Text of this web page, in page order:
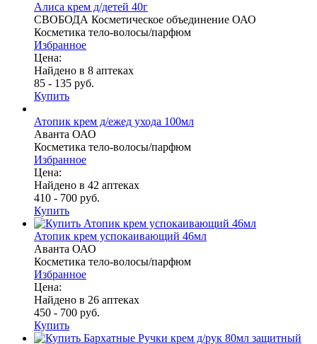
Алиса крем д/детей 40г
СВОБОДА Косметическое объединение ОАО
Косметика тело-волосы/парфюм
Избранное
Цена:
Найдено в 8 аптеках
85 - 135 руб.
Купить
Атопик крем д/ежед ухода 100мл
Аванта ОАО
Косметика тело-волосы/парфюм
Избранное
Цена:
Найдено в 42 аптеках
410 - 700 руб.
Купить
Атопик крем успокаивающий 46мл
Аванта ОАО
Косметика тело-волосы/парфюм
Избранное
Цена:
Найдено в 26 аптеках
450 - 700 руб.
Купить